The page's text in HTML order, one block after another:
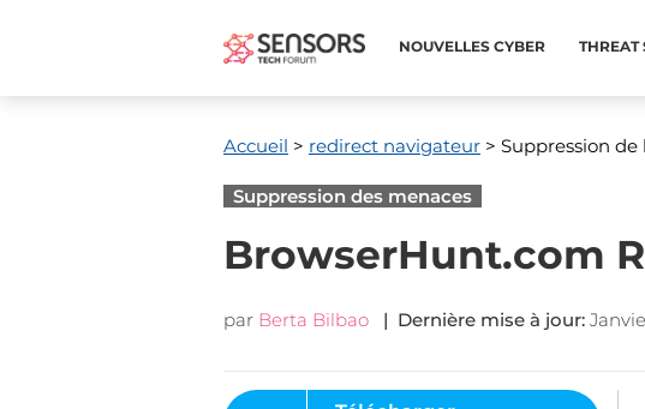
NOUVELLES CYBER THREAT
Accueil > redirect navigateur > Suppression
Suppression des menaces
BrowserHunt.com
par Berta Bilbao | Dernière mise à jour:
Malware Removal Tool